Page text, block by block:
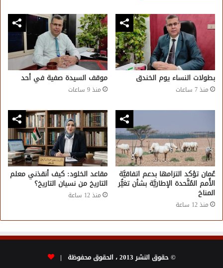
بطولات النساء يوم الخندق
منذ 7 ساعات
موقف السيدة صفية في أحد
منذ 9 ساعات
عُمان تؤكد التزامها بدعم اتفاقيَّة
الأُمم المُتَّحدة الإطاريَّة بشأن تغيُّر
المناخ
منذ 12 ساعة
مقاعد الخلود: كيف أنقذني معلم
التاريخ من نسيان التاريخ؟
منذ 12 ساعة
© حقوق النشر 2013 ، الحقوق محفوظة |